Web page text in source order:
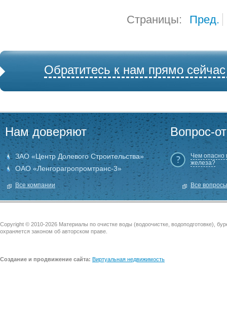
Страницы: Пред.
Обратитесь к нам прямо
Нам доверяют
ЗАО «Центр Долевого Строительства»
ОАО «Ленгорагропромтранс-3»
Все компании
Вопрос-
Чем опасно
железа?
Все вопросы
Copyright © 2010-2026 Материалы по очистке воды (водоочистке, водоподготовке),
охраняется законом об авторском праве.
Создание и продвижение сайта: Виртуальная недвижимость